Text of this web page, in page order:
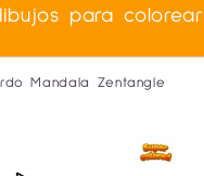
para colorear
Mandala Zentangle